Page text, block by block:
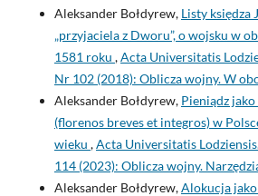
Aleksander Bołdyrew, Listy księdza
„przyjaciela z Dworu”, o wojsku w
1581 roku ,Acta Universitatis
Nr 102 (2018): Oblicza wojny. W
Aleksander Bołdyrew, Pieniądz
(florenos breves et integros) w
wieku ,Acta Universitatis
114 (2023): Oblicza wojny.
Aleksander Bołdyrew,Alokucja